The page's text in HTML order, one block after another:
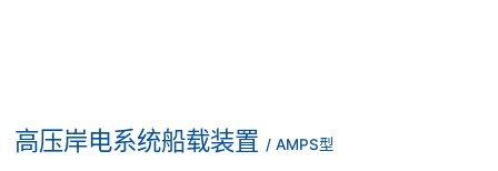
高压岸电系统船载装置 / AMPS型